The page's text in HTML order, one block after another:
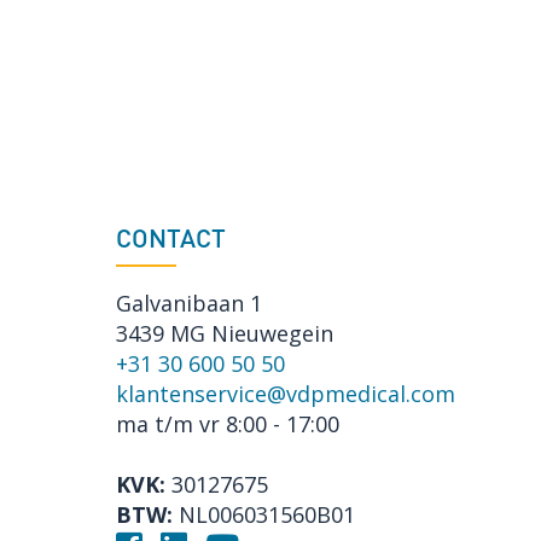
CONTACT
Galvanibaan 1
3439 MG Nieuwegein
+31 30 600 50 50
klantenservice@vdpmedical.com
ma t/m vr 8:00 - 17:00
KVK: 30127675
BTW: NL006031560B01